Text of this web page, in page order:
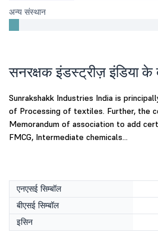
अन्य संस्थान
सनरक्षक इंडस्ट्रीज़ इंडिया के
Sunrakshakk Industries India is
of Processing of textiles. Further, the
Memorandum of association to add
FMCG, Intermediate chemicals...
एनएसई सिम्बॉल
बीएसई सिम्बॉल
इसिन